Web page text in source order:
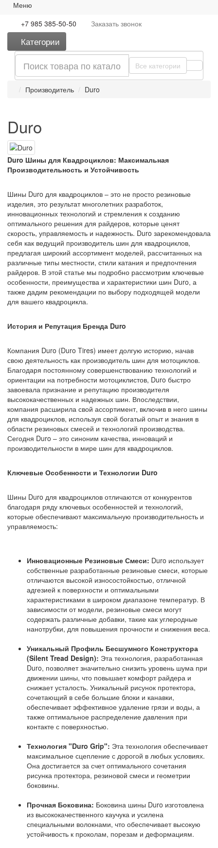
Меню
+7 985 385-50-50
Заказать звонок
Категории
Все категории
Производитель Duro
Duro
Duro Шины для Квадроциклов: Максимальная
Производительность и Устойчивость
Шины Duro для квадроциклов – это не просто резиновые
изделия, это результат многолетних разработок,
инновационных технологий и стремления к созданию
оптимального решения для райдеров, которые ценят
скорость, управляемость и надежность. Duro зарекомендовала
себя как ведущий производитель шин для квадроциклов,
предлагая широкий ассортимент моделей, рассчитанных на
различные типы местности, стили катания и предпочтения
райдеров. В этой статье мы подробно рассмотрим ключевые
особенности, преимущества и характеристики шин Duro, а
также дадим рекомендации по выбору подходящей модели
для вашего квадроцикла.
История и Репутация Бренда Duro
Компания Duro (Duro Tires) имеет долгую историю, начав
свою деятельность как производитель шин для мотоциклов.
Благодаря постоянному совершенствованию технологий и
ориентации на потребности мотоциклистов, Duro быстро
завоевала признание и репутацию производителя
высококачественных и надежных шин. Впоследствии,
компания расширила свой ассортимент, включив в него шины
для квадроциклов, используя свой богатый опыт и знания в
области резиновых смесей и технологий производства.
Сегодня Duro – это синоним качества, инноваций и
производительности в мире шин для квадроциклов.
Ключевые Особенности и Технологии Duro
Шины Duro для квадроциклов отличаются от конкурентов
благодаря ряду ключевых особенностей и технологий,
которые обеспечивают максимальную производительность и
управляемость:
Инновационные Резиновые Смеси: Duro использует
собственные разработанные резиновые смеси, которые
отличаются высокой износостойкостью, отличной
адгезией к поверхности и оптимальными
характеристиками в широком диапазоне температур. В
зависимости от модели, резиновые смеси могут
содержать различные добавки, такие как углеродные
нанотрубки, для повышения прочности и снижения веса.
Уникальный Профиль Бесшумного Конструктора
(Silent Tread Design): Эта технология, разработанная
Duro, позволяет значительно снизить уровень шума при
движении шины, что повышает комфорт райдера и
снижает усталость. Уникальный рисунок протектора,
сочетающий в себе большие блоки и канавки,
обеспечивает эффективное удаление грязи и воды, а
также оптимальное распределение давления при
контакте с поверхностью.
Технология "Duro Grip": Эта технология обеспечивает
максимальное сцепление с дорогой в любых условиях.
Она достигается за счет оптимального сочетания
рисунка протектора, резиновой смеси и геометрии
боковины.
Прочная Боковина: Боковина шины Duro изготовлена
из высококачественного каучука и усилена
специальными волокнами, что обеспечивает высокую
устойчивость к проколам, порезам и деформациям.